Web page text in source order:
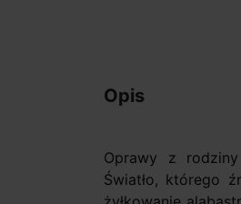
Opis
Oprawy z
Światło, którego